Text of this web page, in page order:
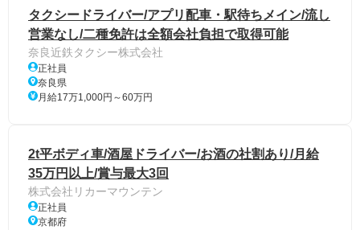
タクシードライバー/アプリ配車・駅待ちメイン/流し
営業なし/二種免許は全額会社負担で取得可能
奈良近鉄タクシー株式会社
正社員
奈良県
月給17万1,000円～60万円
2t平ボディ車/酒屋ドライバー/お酒の社割あり/月給
35万円以上/賞与最大3回
株式会社リカーマウンテン
正社員
京都府